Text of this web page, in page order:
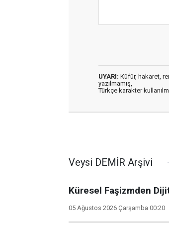
UYARI: Küfür, hakaret,
yazılmamış,
Türkçe karakter
Veysi DEMİR Arşivi
Küresel Faşizmden
05 Ağustos 2026 Çarşamba 00:20